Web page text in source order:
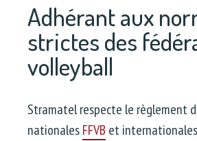
Adhérant aux
strictes des
volleyball
Stramatel respecte le règlement
nationalesFFVB et